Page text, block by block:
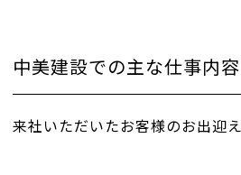
中美建設での主な仕事内容
来社いただいたお客様のお出迎